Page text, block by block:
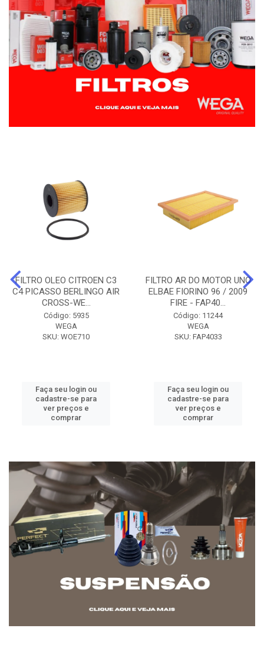
FILTRO OLEO CITROEN C3
C4 PICASSO BERLINGO AIR
CROSS-WE...
Código: 5935
WEGA
SKU: WOE710
Faça seu login ou
cadastre-se para
ver preços e
comprar
FILTRO AR DO MOTOR UNO
ELBAE FIORINO 96 / 2009
FIRE - FAP40...
Código: 11244
WEGA
SKU: FAP4033
Faça seu login ou
cadastre-se para
ver preços e
comprar